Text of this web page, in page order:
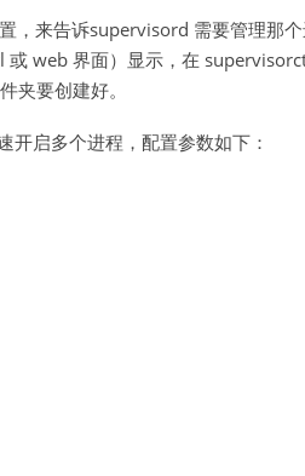
，来告诉supervisord 需要管理那
web 界面）显示，在
夹要创建好。
启多个进程，配置参数如下：